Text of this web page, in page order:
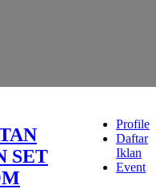
SET
Profile
Daftar
Iklan
Event